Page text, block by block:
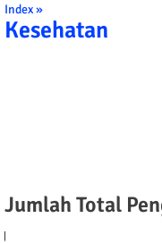
Index »
Kesehatan
Jumlah Total